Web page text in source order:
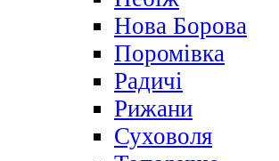
Нова Борова
Поромівка
Радичі
Рижани
Суховоля